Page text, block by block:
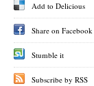
Add to Delicious
Share on Facebook
Stumble it
Subscribe by RSS